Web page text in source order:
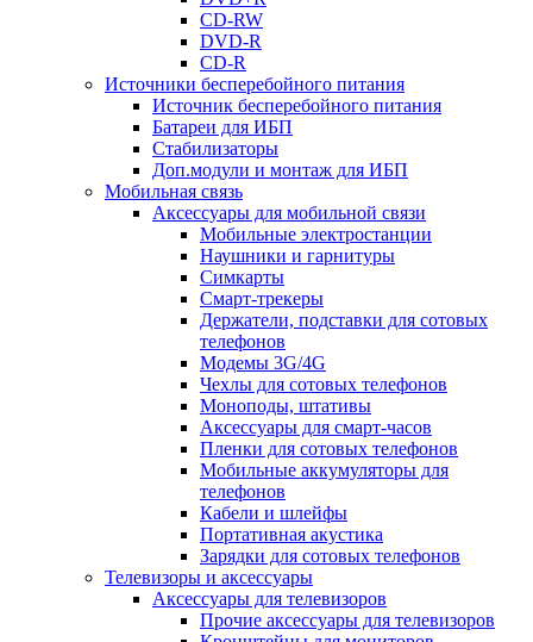
CD-RW
DVD-R
CD-R
Источники бесперебойного питания
Источник бесперебойного питания
Батареи для ИБП
Стабилизаторы
Доп.модули и монтаж для ИБП
Мобильная связь
Аксессуары для мобильной связи
Мобильные электростанции
Наушники и гарнитуры
Симкарты
Смарт-трекеры
Держатели, подставки для сотовых
телефонов
Модемы 3G/4G
Чехлы для сотовых телефонов
Моноподы, штативы
Аксессуары для смарт-часов
Пленки для сотовых телефонов
Мобильные аккумуляторы для
телефонов
Кабели и шлейфы
Портативная акустика
Зарядки для сотовых телефонов
Телевизоры и аксессуары
Аксессуары для телевизоров
Прочие аксессуары для телевизоров